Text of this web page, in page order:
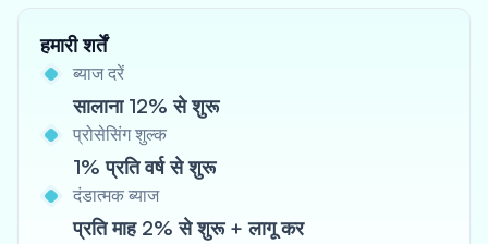
हमारी शर्तें
ब्याज दरें
सालाना 12% से शुरू
प्रोसेसिंग शुल्क
1% प्रति वर्ष से शुरू
दंडात्मक ब्याज
प्रति माह 2% से शुरू + लागू कर